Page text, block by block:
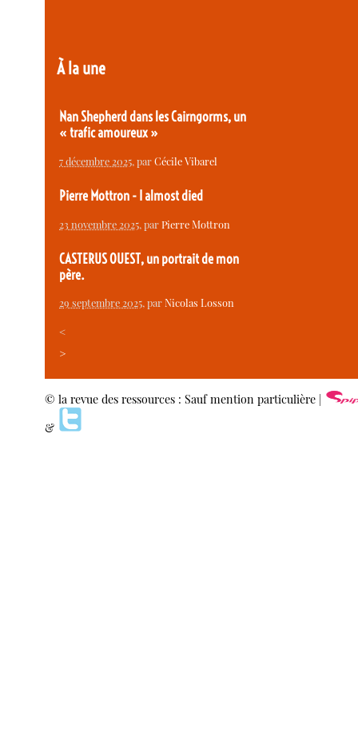
À la une
Nan Shepherd dans les Cairngorms, un
« trafic amoureux »
7 décembre 2025, parCécile Vibarel
Pierre Mottron - I almost died
23 novembre 2025, parPierre Mottron
CASTERUS OUEST, un portrait de mon
père.
29 septembre 2025, parNicolas Losson
<
>
© la revue des ressources : Sauf mention particulière |
&